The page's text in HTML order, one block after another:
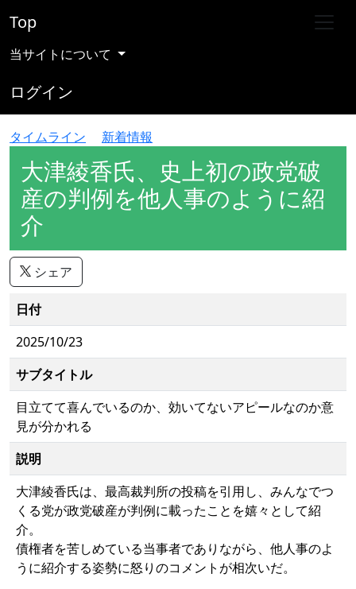
Top
当サイトについて
ログイン
タイムライン 新着情報
大津綾香氏、史上初の政党破
産の判例を他人事のように紹
介
シェア
日付
2025/10/23
サブタイトル
目立てて喜んでいるのか、効いてないアピールなのか意
見が分かれる
説明
大津綾香氏は、最高裁判所の投稿を引用し、みんなでつ
くる党が政党破産が判例に載ったことを嬉々として紹
介。
債権者を苦しめている当事者でありながら、他人事のよ
うに紹介する姿勢に怒りのコメントが相次いだ。